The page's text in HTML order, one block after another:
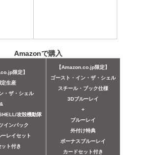
Amazonで購入
限定】
定生産
・ザ・シェル
&
攻殻機動隊
インパック
レイセット
ト付き
【Amazon.co.jp限定】
ゴースト・イン・ザ・シェル
スチール・ブック仕様
3Dブルーレイ
+
ブルーレイ
外付け特典
ボーナスブルーレイ
カードセット付き